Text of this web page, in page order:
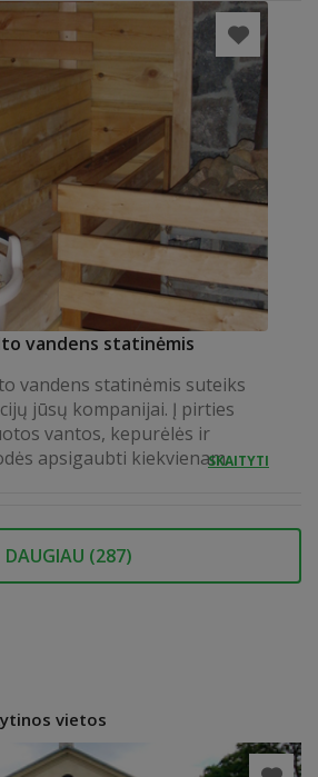
vandens statinėmis
vandens statinėmis suteiks
jūsų kompanijai. Į pirties
vantos, kepurėlės ir
apsigaubti kiekvienam.SKAITYTI
DAUGIAU (287)
vietos